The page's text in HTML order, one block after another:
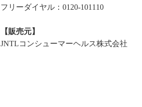
フリーダイヤル：0120-101110
【販売元】
JNTLコンシューマーヘルス株式会社